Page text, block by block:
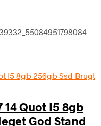
14 Quot I5 8gb
God Stand